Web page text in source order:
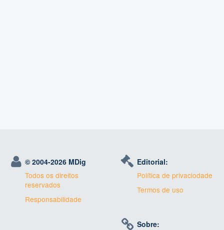
© 2004-2026 MDig
Todos os direitos
reservados
Responsabilidade
Editorial:
Política de privaciodade
Termos de uso
Sobre: